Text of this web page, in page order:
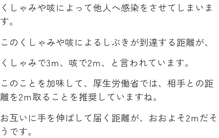
くしゃみや咳によって他人へ感染をさせてしまいま
す。
このくしゃみや咳によるしぶきが到達する距離が、
くしゃみで3ｍ、咳で2ｍ、と言われています。
このことを加味して、厚生労働省では、相手との距
離を2ｍ取ることを推奨していますね。
お互いに手を伸ばして届く距離が、おおよそ2ｍだそ
うです。